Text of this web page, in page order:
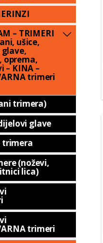
– TRIMERI
ušice,
oprema,
– KINA –
trimeri
trimera)
glave
trimera
(noževi,
lica)
trimeri